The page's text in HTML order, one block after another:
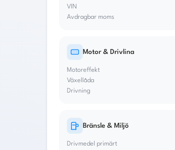
VIN
Avdragbar moms
Motor & Drivlina
Motoreffekt
Växellåda
Drivning
Bränsle & Miljö
Drivmedel primärt